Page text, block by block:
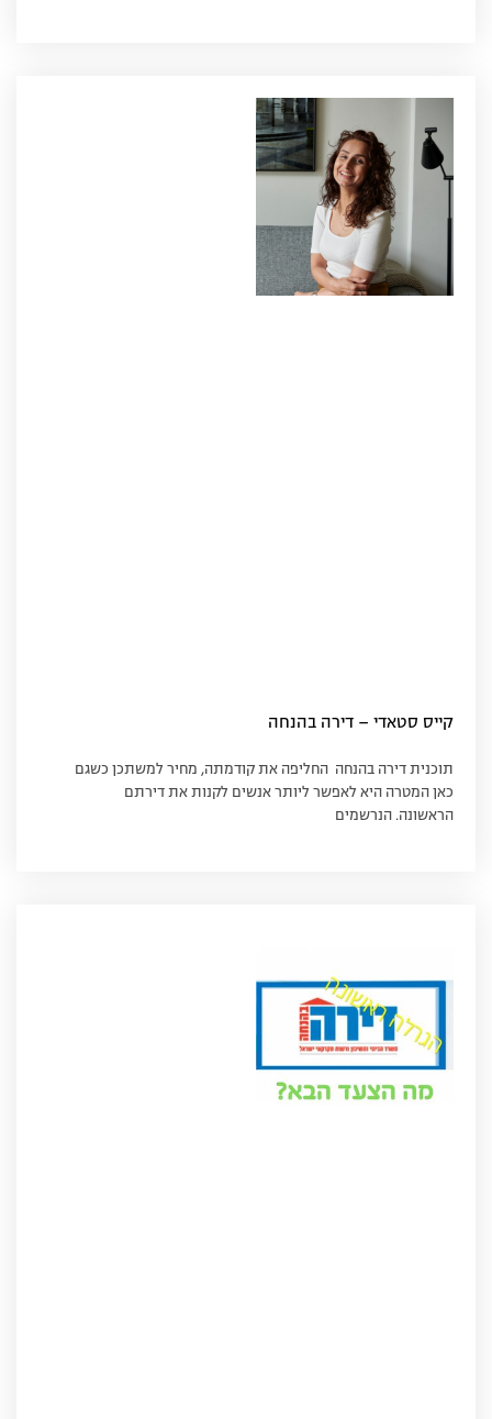
קייס סטאדי – דירה בהנחה
תוכנית דירה בהנחה החליפה את קודמתה, מחיר למשתכן כשגם
כאן המטרה היא לאפשר ליותר אנשים לקנות את דירתם
הראשונה. הנרשמים